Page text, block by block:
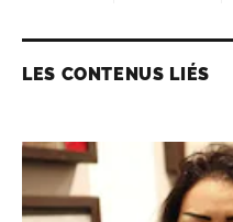
LES CONTENUS LIÉS